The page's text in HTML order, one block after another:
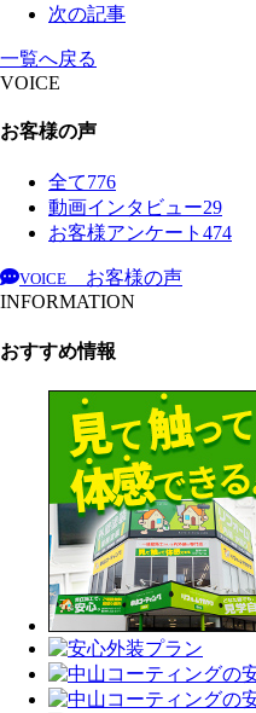
次の記事
一覧へ戻る
VOICE
お客様の声
全て776
動画インタビュー29
お客様アンケート 474
VOICE
お客様の声
INFORMATION
おすすめ情報